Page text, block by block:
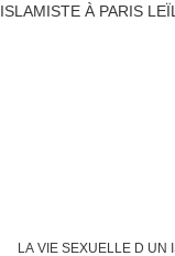
LA VIE SEXUELLE D UN